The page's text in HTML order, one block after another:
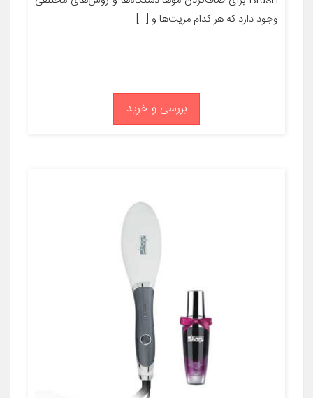
وجود دارد که هر کدام مزیت‌ها و […]
بررسی و خرید